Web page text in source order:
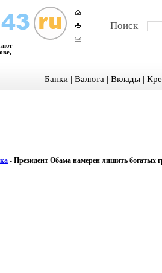
Поиск
Банки | Валюта | Вклады |
- Президент Обама намерен лишить богатых